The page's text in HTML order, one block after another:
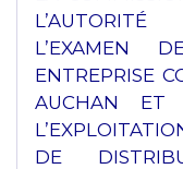
L’EXAMEN
ENTREPRISE
AUCHAN ET
DE